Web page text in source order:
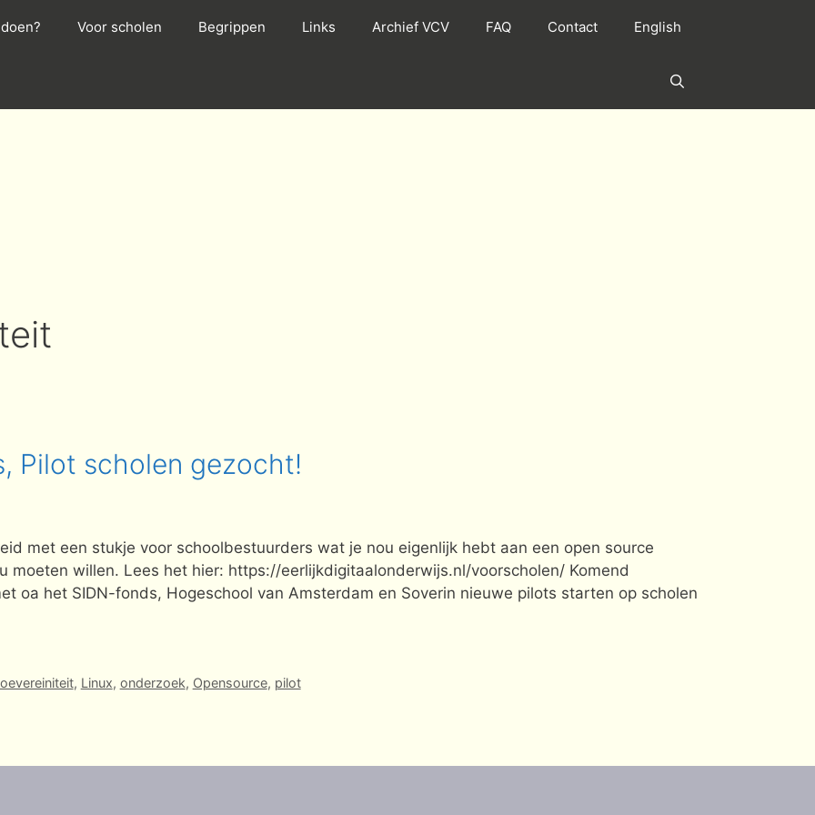
Voor scholen Begrippen Links Archief VCV FAQ Contact English
Pilot scholen gezocht!
met een stukje voor schoolbestuurders wat je nou eigenlijk hebt aan een open source
moeten willen. Lees het hier: https://eerlijkdigitaalonderwijs.nl/voorscholen/ Komend
oa het SIDN-fonds, Hogeschool van Amsterdam en Soverin nieuwe pilots starten op scholen
, Linux, onderzoek, Opensource, pilot